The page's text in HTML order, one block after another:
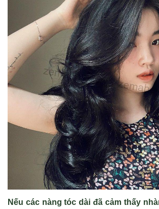
Nếu các nàng tóc dài đã cảm thấy nh